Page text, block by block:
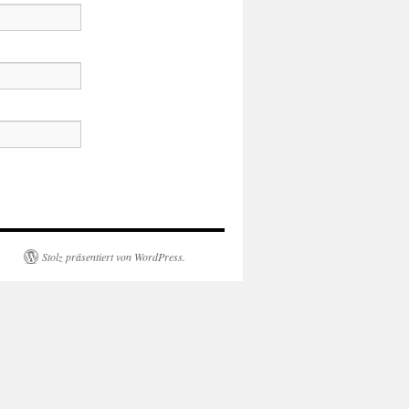
Stolz präsentiert von WordPress.